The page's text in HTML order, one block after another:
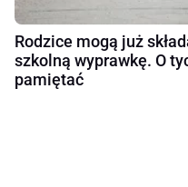
Rodzice mogą już
szkolną wyprawkę. O
pamiętać